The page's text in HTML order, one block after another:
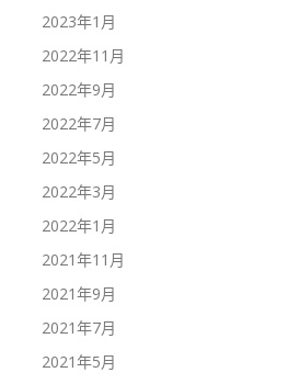
2023年1月
2022年11月
2022年9月
2022年7月
2022年5月
2022年3月
2022年1月
2021年11月
2021年9月
2021年7月
2021年5月